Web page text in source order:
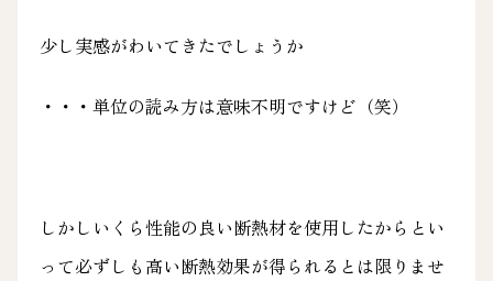
少し実感がわいてきたでしょうか
・・・単位の読み方は意味不明ですけど（笑）
しかしいくら性能の良い断熱材を使用したからとい
って必ずしも高い断熱効果が得られるとは限りませ